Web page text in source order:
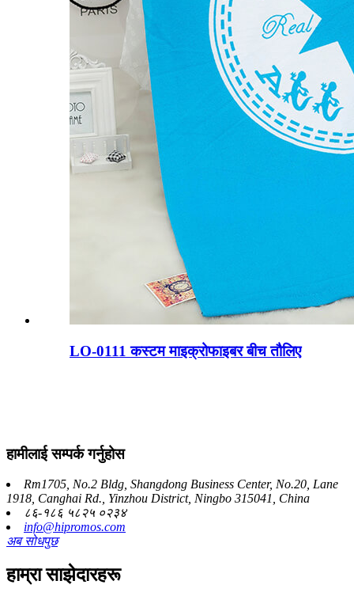
LO-0111 कस्टम माइक्रोफाइबर बीच तौलिए
हामीलाई सम्पर्क गर्नुहोस
Rm1705, No.2 Bldg, Shangdong Business Center, No.20, Lane
1918, Canghai Rd., Yinzhou District, Ningbo 315041, China
८६-१८६ ५८२५ ०२३४
info@hipromos.com
अब सोधपुछ
हाम्रा साझेदारहरू